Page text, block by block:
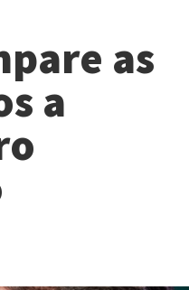
as
a